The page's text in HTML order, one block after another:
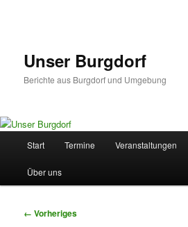
Unser Burgdorf
Berichte aus Burgdorf und Umgebung
Start Termine Veranstaltungen
Über uns
Bilder-
← Vorheriges